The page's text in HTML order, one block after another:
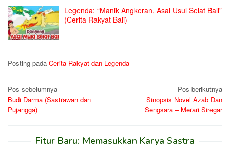
Legenda: “Manik Angkeran, Asal Usul Selat Bali”
(Cerita Rakyat Bali)
Posting pada Cerita Rakyat dan Legenda
Navigasi
pos
Pos sebelumnya
Budi Darma (Sastrawan dan
Pujangga)
Pos berikutnya
Sinopsis Novel Azab Dan
Sengsara – Merari Siregar
Fitur Baru: Memasukkan Karya Sastra